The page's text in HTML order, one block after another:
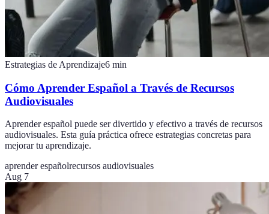
Estrategias de Aprendizaje6 min
Cómo Aprender Español a Través de Recursos
Audiovisuales
Aprender español puede ser divertido y efectivo a través de recursos
audiovisuales. Esta guía práctica ofrece estrategias concretas para
mejorar tu aprendizaje.
aprender españolrecursos audiovisuales
Aug 7